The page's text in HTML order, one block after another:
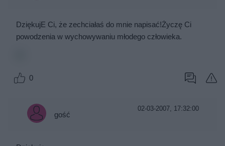
DziękujE Ci, że zechciałaś do mnie napisać!Życzę Ci
powodzenia w wychowywaniu młodego człowieka.
0
gość
02-03-2007, 17:32:00